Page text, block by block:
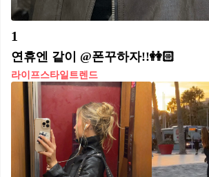
1
연휴엔 같이 @폰꾸하자!!👭🏻
라이프스타일트렌드